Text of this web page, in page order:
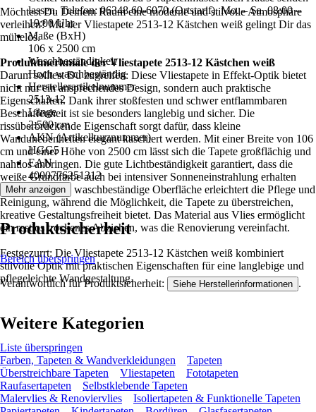
lassen. Telefon: 06348 60-6070 (Ortstarif). Mo. – Sa. 08:00 –
19:00 Uhr
Maße (BxH)
106 x 2500 cm
Waschbeständigkeit
Hoch waschbeständig
Herstellerartikelnummer
2513-12
Länge
2.500 cm
AKN (Artikelkurznummer)
HGG5
EAN
4000776251312
Möchtest Du Deinem Raum eine moderne und stilvolle Atmosphäre
verleihen? Mit der Vliestapete 2513-12 Kästchen weiß gelingt Dir das
mühelos.
Produktmerkmale der Vliestapete 2513-12 Kästchen weiß
Darum solltest Du zugreifen: Diese Vliestapete in Effekt-Optik bietet
nicht nur ein ansprechendes Design, sondern auch praktische
Eigenschaften. Dank ihrer stoßfesten und schwer entflammbaren
Beschaffenheit ist sie besonders langlebig und sicher. Die
rissüberbrückende Eigenschaft sorgt dafür, dass kleine
Wandunebenheiten elegant kaschiert werden. Mit einer Breite von 106
cm und einer Höhe von 2500 cm lässt sich die Tapete großflächig und
nahtlos anbringen. Die gute Lichtbeständigkeit garantiert, dass die
weiße Grundfarbe auch bei intensiver Sonneneinstrahlung erhalten
bleibt. Die hoch waschbeständige Oberfläche erleichtert die Pflege und
Reinigung, während die Möglichkeit, die Tapete zu überstreichen,
kreative Gestaltungsfreiheit bietet. Das Material aus Vlies ermöglicht
ein restlos trockenes Abziehen, was die Renovierung vereinfacht.
Festgezurrt: Die Vliestapete 2513-12 Kästchen weiß kombiniert
stilvolle Optik mit praktischen Eigenschaften für eine langlebige und
pflegeleichte Wandgestaltung.
Mehr anzeigen
Produktsicherheit
Bereich überspringen
Verantwortlich für Produktsicherheit: Siehe Herstellerinformationen .
Weitere Kategorien
Liste überspringen
Farben, Tapeten & Wandverkleidungen
Tapeten
Überstreichbare Tapeten
Vliestapeten
Fototapeten
Raufasertapeten
Selbstklebende Tapeten
Malervlies & Renoviervlies
Isoliertapeten & Funktionelle Tapeten